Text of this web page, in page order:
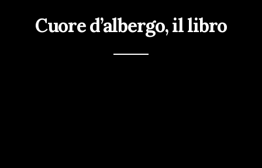
Cuore d’albergo, il libro